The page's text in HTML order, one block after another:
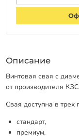
Описание
Винтовая свая с
от производителя
Свая доступна в трех
стандарт,
премиум,